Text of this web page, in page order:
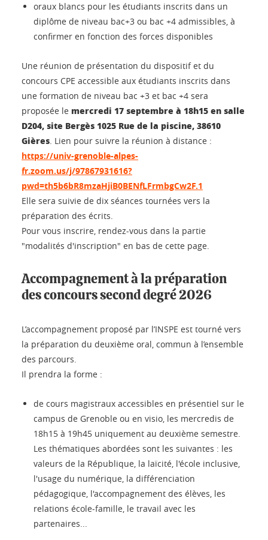
oraux blancs pour les étudiants inscrits dans un
diplôme de niveau bac+3 ou bac +4 admissibles, à
confirmer en fonction des forces disponibles
Une réunion de présentation du dispositif et du
concours CPE accessible aux étudiants inscrits dans
une formation de niveau bac +3 et bac +4 sera
proposée le mercredi 17 septembre à 18h15 en salle
D204, site Bergès 1025 Rue de la piscine, 38610
Gières . Lien pour suivre la réunion à distance :
https://univ-grenoble-alpes-
fr.zoom.us/j/97867931616?
pwd=th5b6bR8mzaHjiB0BENfLFrmbgCw2F.1
Elle sera suivie de dix séances tournées vers la
préparation des écrits.
Pour vous inscrire, rendez-vous dans la partie
"modalités d'inscription" en bas de cette page.
Accompagnement à la préparation
des concours second degré 2026
L’accompagnement proposé par l’INSPE est tourné vers
la préparation du deuxième oral, commun à l’ensemble
des parcours.
Il prendra la forme :
de cours magistraux accessibles en présentiel sur le
campus de Grenoble ou en visio, les mercredis de
18h15 à 19h45 uniquement au deuxième semestre.
Les thématiques abordées sont les suivantes : les
valeurs de la République, la laïcité, l'école inclusive,
l'usage du numérique, la différenciation
pédagogique, l'accompagnement des élèves, les
relations école-famille, le travail avec les
partenaires...